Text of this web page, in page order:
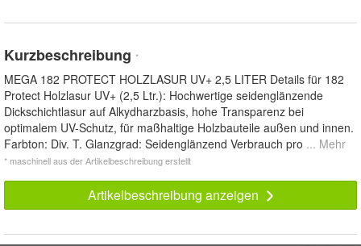
Kurzbeschreibung *
MEGA 182 PROTECT HOLZLASUR UV+ 2,5 LITER Details für 182
Protect Holzlasur UV+ (2,5 Ltr.): Hochwertige seidenglänzende
Dickschichtlasur auf Alkydharzbasis, hohe Transparenz bei
optimalem UV-Schutz, für maßhaltige Holzbauteile außen und innen.
Farbton: Div. T. Glanzgrad: Seidenglänzend Verbrauch pro ... Mehr
* maschinell aus der Artikelbeschreibung erstellt
Artikelbeschreibung anzeigen